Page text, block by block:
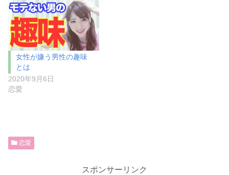
女性が嫌う男性の趣味
とは
2020年9月6日
恋愛
恋愛
スポンサーリンク